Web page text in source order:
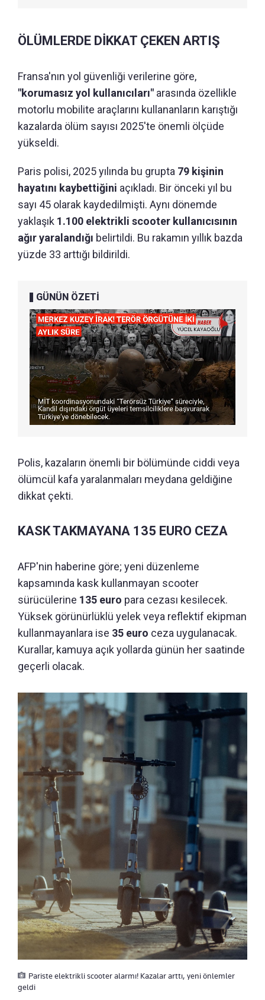
ÖLÜMLERDE DİKKAT ÇEKEN ARTIŞ
Fransa'nın yol güvenliği verilerine göre,
"korumasız yol kullanıcıları" arasında özellikle
motorlu mobilite araçlarını kullananların karıştığı
kazalarda ölüm sayısı 2025'te önemli ölçüde
yükseldi.
Paris polisi, 2025 yılında bu grupta 79 kişinin
hayatını kaybettiğini açıkladı. Bir önceki yıl bu
sayı 45 olarak kaydedilmişti. Aynı dönemde
yaklaşık 1.100 elektrikli scooter kullanıcısının
ağır yaralandığı belirtildi. Bu rakamın yıllık bazda
yüzde 33 arttığı bildirildi.
GÜNÜN ÖZETİ
Polis, kazaların önemli bir bölümünde ciddi veya
ölümcül kafa yaralanmaları meydana geldiğine
dikkat çekti.
KASK TAKMAYANA 135 EURO CEZA
AFP'nin haberine göre; yeni düzenleme
kapsamında kask kullanmayan scooter
sürücülerine 135 euro para cezası kesilecek.
Yüksek görünürlüklü yelek veya reflektif ekipman
kullanmayanlara ise 35 euro ceza uygulanacak.
Kurallar, kamuya açık yollarda günün her saatinde
geçerli olacak.
Pariste elektrikli scooter alarmı! Kazalar arttı, yeni önlemler
geldi